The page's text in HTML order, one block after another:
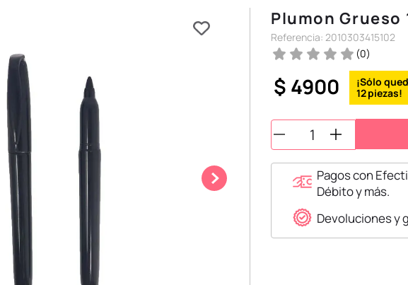
Plumon Grueso
Referencia: 2010303415102
(0)
$ 4900 12
Pagos con
Débito y más.
Devoluciones y